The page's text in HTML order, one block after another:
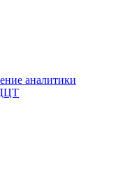
аналитики